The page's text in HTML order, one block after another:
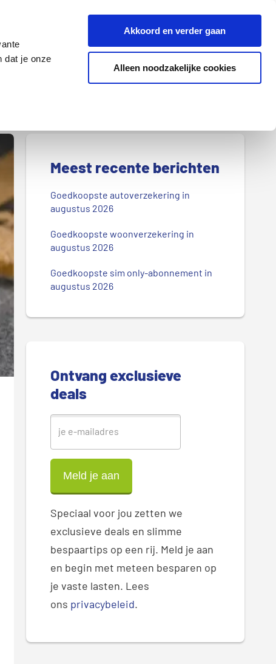
dat je onze
Akkoord en verder gaan
Alleen noodzakelijke cookies
Z
e
k
d
n
b
o
g
.
.
P
e
Meest recente berichten
Goedkoopste autoverzekering in
augustus 2026
Goedkoopste woonverzekering in
augustus 2026
Goedkoopste sim only-abonnement in
augustus 2026
Ontvang exclusieve
deals
Speciaal voor jou zetten we
exclusieve deals en slimme
bespaartips op een rij. Meld je aan
en begin met meteen besparen op
je vaste lasten. Lees
ons privacybeleid.